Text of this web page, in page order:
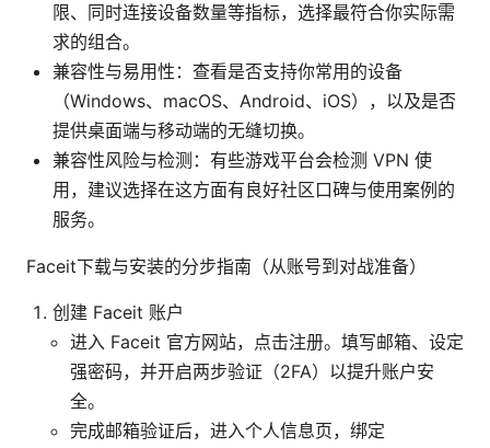
限、同时连接设备数量等指标，选择最符合你实际需
求的组合。
兼容性与易用性：查看是否支持你常用的设备
（Windows、macOS、Android、iOS），以及是否
提供桌面端与移动端的无缝切换。
兼容性风险与检测：有些游戏平台会检测 VPN 使
用，建议选择在这方面有良好社区口碑与使用案例的
服务。
Faceit下载与安装的分步指南（从账号到对战准备）
创建 Faceit 账户
进入 Faceit 官方网站，点击注册。填写邮箱、设定
强密码，并开启两步验证（2FA）以提升账户安
全。
完成邮箱验证后，进入个人信息页，绑定